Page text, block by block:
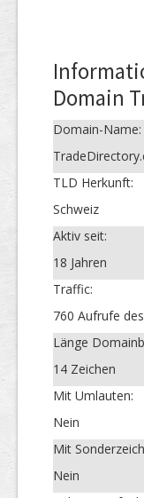
Domain
Domain-Name:
TLD Herkunft:
Schweiz
Aktiv seit:
18 Jahren
Traffic:
760 Aufrufe
Länge
14 Zeichen
Mit Umlauten:
Nein
Mit
Nein